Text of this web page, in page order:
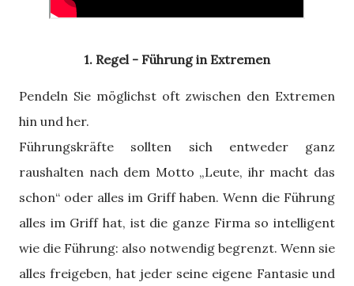
1. Regel - Führung in Extremen
Pendeln Sie möglichst oft zwischen den Extremen
hin und her.
Führungskräfte sollten sich entweder ganz
raushalten nach dem Motto „Leute, ihr macht das
schon“ oder alles im Griff haben. Wenn die Führung
alles im Griff hat, ist die ganze Firma so intelligent
wie die Führung: also notwendig begrenzt. Wenn sie
alles freigeben, hat jeder seine eigene Fantasie und